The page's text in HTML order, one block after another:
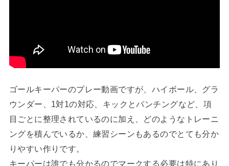
ゴールキーパーのプレー動画ですが、ハイボール、グラ
ウンダー、1対1の対応、キックとパンチングなど、項
目ごとに整理されているのに加え、どのようなトレーニ
ングを積んでいるか、練習シーンもあるのでとても分か
りやすい作りです。
キーパーは誰でも分かるのでマークする必要は特にあり